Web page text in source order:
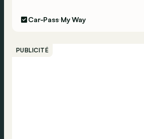
Car-Pass My Way
PUBLICITÉ